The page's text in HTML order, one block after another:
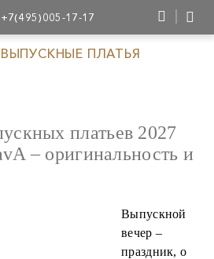
+7(495)005-17-17
ПЛАТЬЯ
платьев 2027
– оригинальность и
Выпускной
вечер –
праздник, о